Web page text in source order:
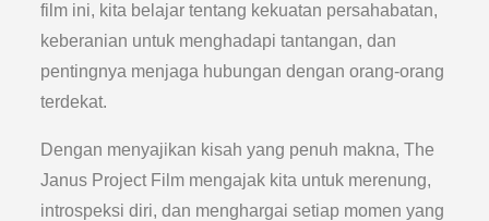
film ini, kita belajar tentang kekuatan persahabatan,
keberanian untuk menghadapi tantangan, dan
pentingnya menjaga hubungan dengan orang-orang
terdekat.
Dengan menyajikan kisah yang penuh makna, The
Janus Project Film mengajak kita untuk merenung,
introspeksi diri, dan menghargai setiap momen yang